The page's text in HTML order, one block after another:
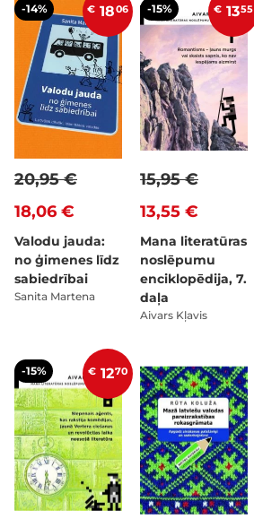
-14% € 1806
18,06 €
20,95 €
Valodu jauda:
no ģimenes līdz
sabiedrībai
Sanita Martena
-15% € 1355
13,55 €
15,95 €
Mana literatūras
noslēpumu
enciklopēdija, 7.
daļa
Aivars Kļavis
-15% € 1270